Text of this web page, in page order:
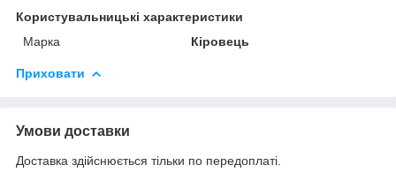
Користувальницькі характеристики
Марка
Кіровець
Приховати
Умови доставки
Доставка здійснюється тільки по передоплаті.